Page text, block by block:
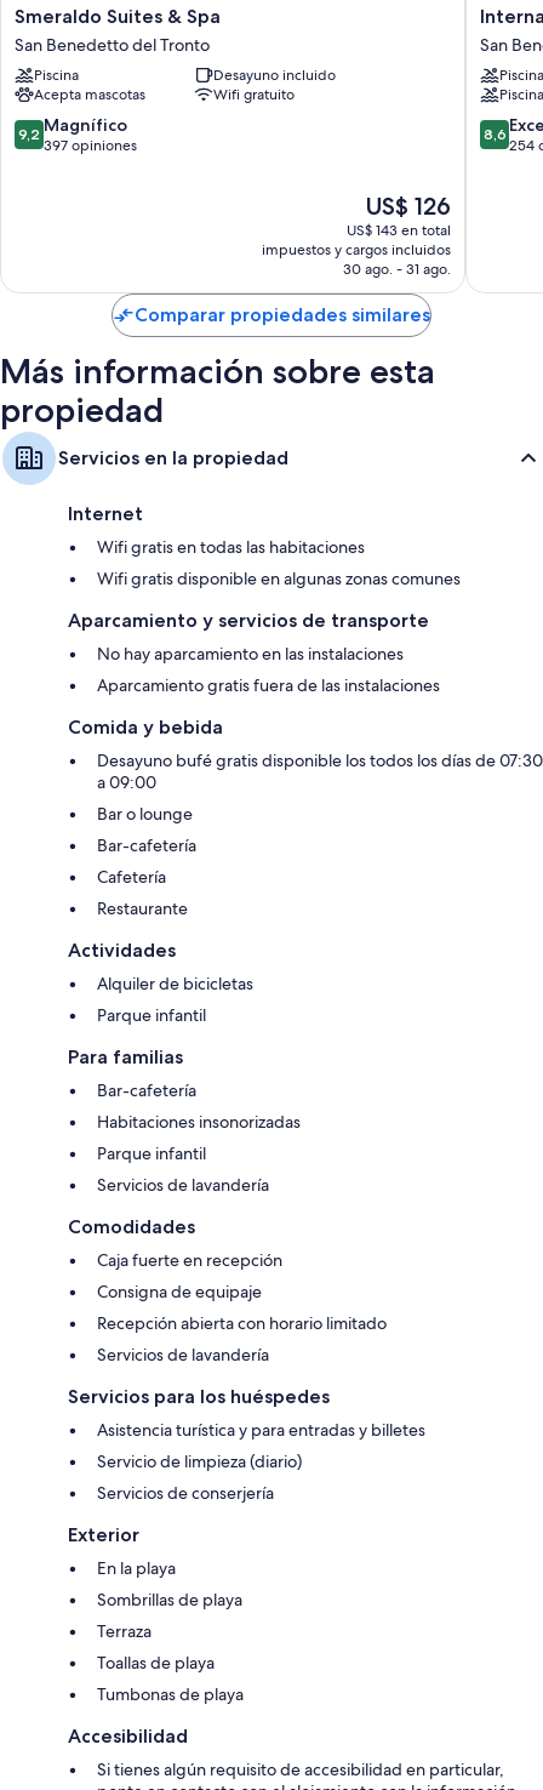
En Baia Marina Hotel, todas las habitaciones tienen atenciones como
aire acondicionado. También brindan servicios como wifi gratis y cajas
de seguridad.
También se incluyen los siguientes beneficios adicionales en todas las
habitaciones:
Televisiones de pantalla plana de 32 pulgadas con canales de
Servicio de limpieza diario y escritorios
Smeraldo
Suites
&
Spa
San
Benedetto
del
Smeraldo Suites & Spa
San Benedetto del Tronto
Piscina
Desayuno incluido
Acepta mascotas
Wifi gratuito
9.2
de
9,2 Magnífico
397 opiniones
El
precio
actual
es
de
US$ 126
US$ 126
US$ 143 en total
impuestos y cargos incluidos
30 ago. - 31 ago.
Hotel
&
Suite
San
del
San
Piscina
8.6
de
8,6
254
Comparar propiedades similares
Más información sobre esta
propiedad
Servicios en la propiedad
Internet
Wifi gratis en todas las habitaciones
Wifi gratis disponible en algunas zonas comunes
Aparcamiento y servicios de transporte
No hay aparcamiento en las instalaciones
Aparcamiento gratis fuera de las instalaciones
Comida y bebida
Desayuno bufé gratis disponible los todos los días de 07:30
a 09:00
Bar o lounge
Bar-cafetería
Cafetería
Restaurante
Actividades
Alquiler de bicicletas
Parque infantil
Para familias
Bar-cafetería
Habitaciones insonorizadas
Parque infantil
Servicios de lavandería
Comodidades
Caja fuerte en recepción
Consigna de equipaje
Recepción abierta con horario limitado
Servicios de lavandería
Servicios para los huéspedes
Asistencia turística y para entradas y billetes
Servicio de limpieza (diario)
Servicios de conserjería
Exterior
En la playa
Sombrillas de playa
Terraza
Toallas de playa
Tumbonas de playa
Accesibilidad
Si tienes algún requisito de accesibilidad en particular,